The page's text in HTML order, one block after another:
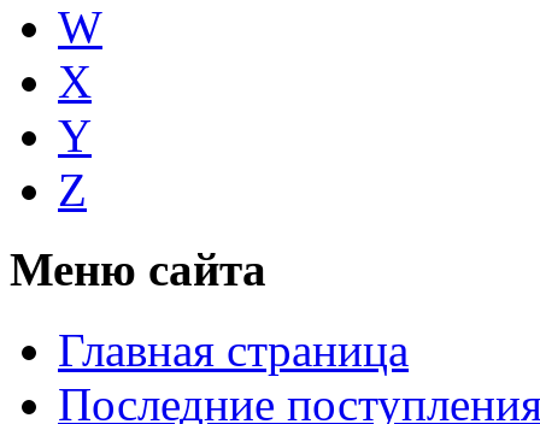
W
X
Y
Z
Меню сайта
Главная страница
Последние